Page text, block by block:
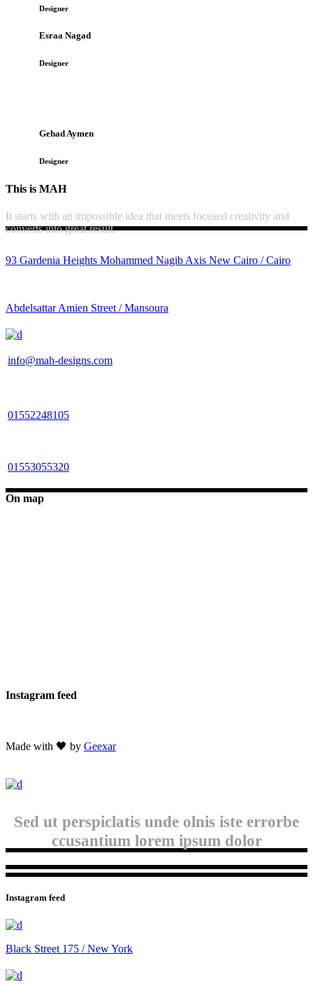
Designer
Esraa Nagad
Designer
Gehad Aymen
Designer
This is MAH
It starts with an impossible idea that meets focused creativity and
converts into great result.
93 Gardenia Heights Mohammed Nagib Axis New Cairo / Cairo
Abdelsattar Amien Street / Mansoura
info@mah-designs.com
01552248105
01553055320
On map
Instagram feed
Made with 🖤 by Geexar
Sed ut perspiclatis unde olnis iste errorbe
ccusantium lorem ipsum dolor
Instagram feed
Black Street 175 / New York